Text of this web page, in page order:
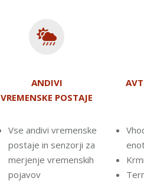
ANDIVI
VREMENSKE POSTAJE
Vse andivi vremenske
postaje in senzorji za
merjenje vremenskih
pojavov